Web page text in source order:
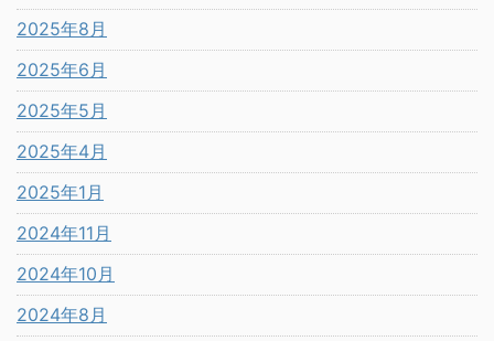
2025年8月
2025年6月
2025年5月
2025年4月
2025年1月
2024年11月
2024年10月
2024年8月